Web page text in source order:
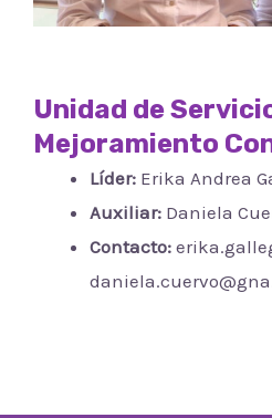
Unidad de
Mejoramiento
Líder: Erika Andrea
Auxiliar: Daniela
Contacto: